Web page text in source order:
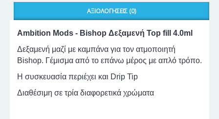
ΑΞΙΟΛΟΓΉΣΕΙΣ (0)
Ambition Mods - Bishop Δεξαμενή Top fill 4.0ml
Δεξαμενή μαζί με καμπάνα για τον ατμοποιητή
Bishop. Γέμισμα από το επάνω μέρος με απλό τρόπο.
Η συσκευασία περιέχει και Drip Tip
Διαθέσιμη σε τρία διαφορετικά χρώματα